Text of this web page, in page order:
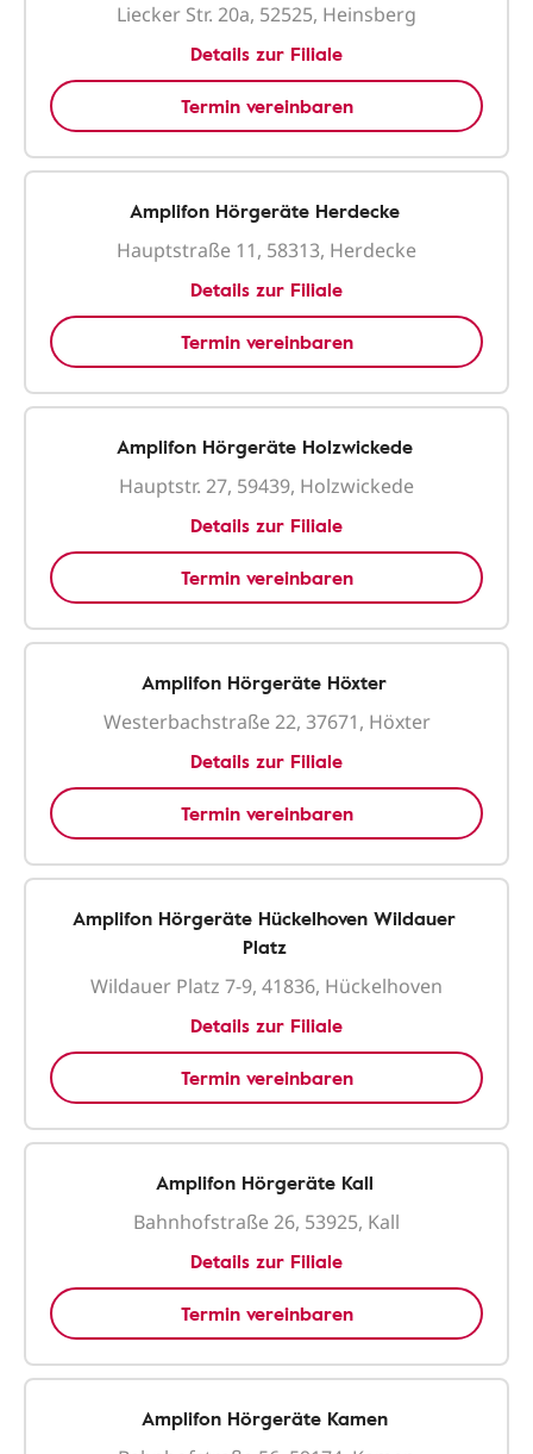
Liecker Str. 20a, 52525, Heinsberg
Details zur Filiale
Termin vereinbaren
Amplifon Hörgeräte Herdecke
Hauptstraße 11, 58313, Herdecke
Details zur Filiale
Termin vereinbaren
Amplifon Hörgeräte Holzwickede
Hauptstr. 27, 59439, Holzwickede
Details zur Filiale
Termin vereinbaren
Amplifon Hörgeräte Höxter
Westerbachstraße 22, 37671, Höxter
Details zur Filiale
Termin vereinbaren
Amplifon Hörgeräte Hückelhoven Wildauer
Platz
Wildauer Platz 7-9, 41836, Hückelhoven
Details zur Filiale
Termin vereinbaren
Amplifon Hörgeräte Kall
Bahnhofstraße 26, 53925, Kall
Details zur Filiale
Termin vereinbaren
Amplifon Hörgeräte Kamen